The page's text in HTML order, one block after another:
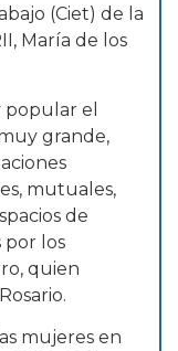
(Ciet) de la
María de los
popular el
grande,
mutuales,
de
por los
quien
mujeres en